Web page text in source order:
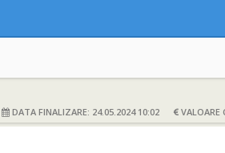
DATA FINALIZARE: 24.05.2024 10:02 VALOARE